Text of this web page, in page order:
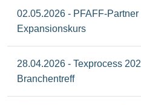
02.05.2026 - PFAFF-
Expansionskurs
28.04.2026 - Texprocess
Branchentreff